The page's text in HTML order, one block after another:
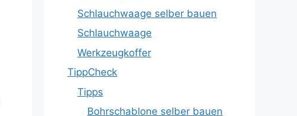
Schlauchwaage selber bauen
Schlauchwaage
Werkzeugkoffer
TippCheck
Tipps
Bohrschablone selber bauen